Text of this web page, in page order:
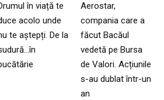
în viață te
acolo unde
te aștepți. De la
Aerostar,
compania care a
făcut Bacăul
vedetă pe Bursa
de Valori. Acțiunile
s-au dublat într-un
an